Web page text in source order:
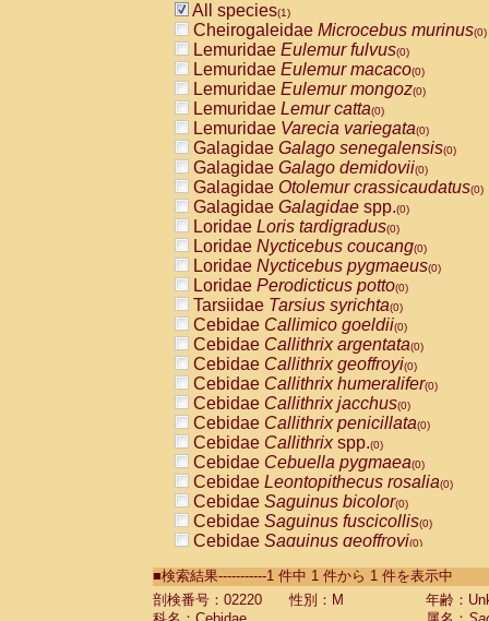
All species(1)
Cheirogaleidae Microcebus murinus(0)
Lemuridae Eulemur fulvus(0)
Lemuridae Eulemur macaco(0)
Lemuridae Eulemur mongoz(0)
Lemuridae Lemur catta(0)
Lemuridae Varecia variegata(0)
Galagidae Galago senegalensis(0)
Galagidae Galago demidovii(0)
Galagidae Otolemur crassicaudatus(0)
Galagidae Galagidae spp.(0)
Loridae Loris tardigradus(0)
Loridae Nycticebus coucang(0)
Loridae Nycticebus pygmaeus(0)
Loridae Perodicticus potto(0)
Tarsiidae Tarsius syrichta(0)
Cebidae Callimico goeldii(0)
Cebidae Callithrix argentata(0)
Cebidae Callithrix geoffroyi(0)
Cebidae Callithrix humeralifer(0)
Cebidae Callithrix jacchus(0)
Cebidae Callithrix penicillata(0)
Cebidae Callithrixspp.(0)
Cebidae Cebuella pygmaea(0)
Cebidae Leontopithecus rosalia(0)
Cebidae Saguinus bicolor(0)
Cebidae Saguinus fuscicollis(0)
Cebidae Saguinus geoffroyi(0)
CebidaeSaguinus labiatus(0)
Cebidae Saguinus leucopus (0)
■検索結果-----------1 件中 1 件から 1 件を表示中
剖検番号：02220
性別：M
年齢：